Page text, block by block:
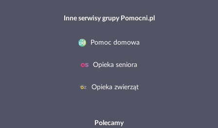
Inne serwisy grupy Pomocni.pl
Pomoc domowa
Opieka seniora
Opieka zwierząt
Polecamy